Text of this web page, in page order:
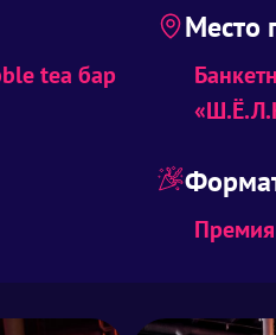
tea бар
Место
Премия